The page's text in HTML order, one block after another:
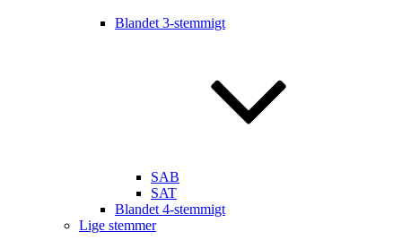
Blandet 3-stemmigt
SAB
SAT
Blandet 4-stemmigt
Lige stemmer